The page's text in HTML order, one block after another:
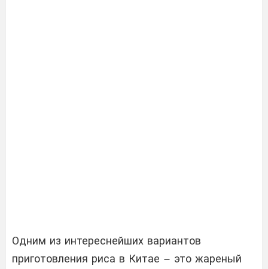
Одним из интереснейших вариантов
приготовления риса в Китае – это жареный